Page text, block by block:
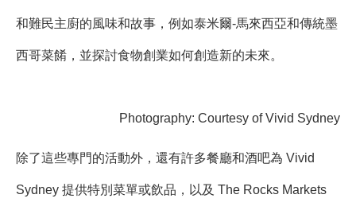
和難民主廚的風味和故事，例如泰米爾-馬來西亞和傳統墨
西哥菜餚，並探討食物創業如何創造新的未來。
Photography: Courtesy of Vivid Sydney
除了這些專門的活動外，還有許多餐廳和酒吧為 Vivid
Sydney 提供特別菜單或飲品，以及 The Rocks Markets